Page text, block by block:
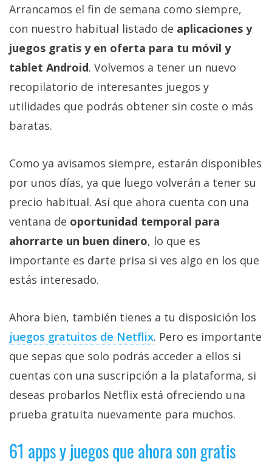
Arrancamos el fin de semana como siempre,
con nuestro habitual listado de aplicaciones y
juegos gratis y en oferta para tu móvil y
tablet Android. Volvemos a tener un nuevo
recopilatorio de interesantes juegos y
utilidades que podrás obtener sin coste o más
baratas.
Como ya avisamos siempre, estarán disponibles
por unos días, ya que luego volverán a tener su
precio habitual. Así que ahora cuenta con una
ventana de oportunidad temporal para
ahorrarte un buen dinero, lo que es
importante es darte prisa si ves algo en los que
estás interesado.
Ahora bien, también tienes a tu disposición los
juegos gratuitos de Netflix‎. Pero es importante
que sepas que solo podrás acceder a ellos si
cuentas con una suscripción a la plataforma, si
deseas probarlos Netflix está ofreciendo una
prueba gratuita nuevamente para muchos.
61 apps y juegos que ahora son gratis